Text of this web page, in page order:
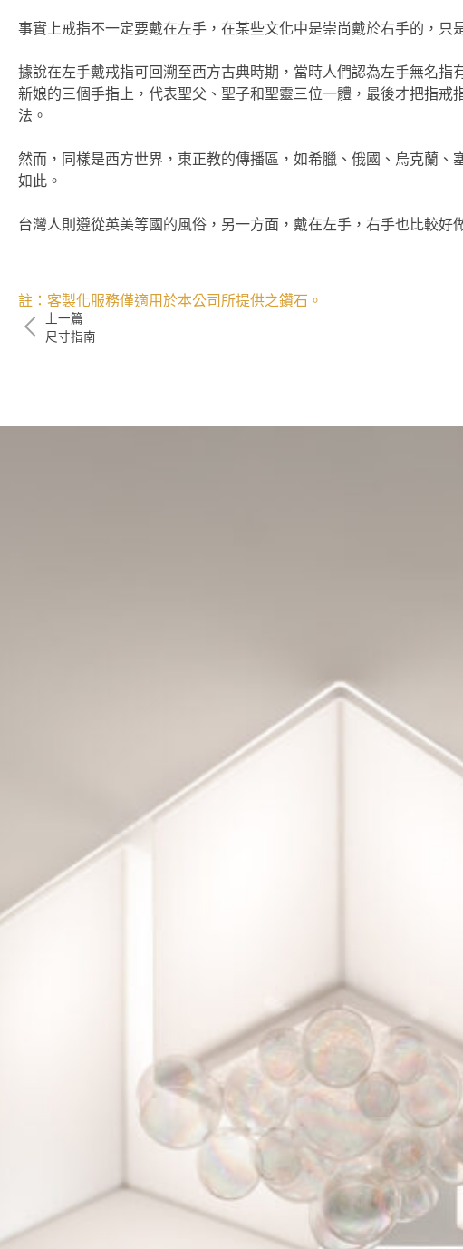
事實上戒指不一定要戴在左手，在某些文化中是崇尚戴於右手的，只
據說在左手戴戒指可回溯至西方古典時期，當時人們認為左手無名
新娘的三個手指上，代表聖父、聖子和聖靈三位一體，最後才把指
法。
然而，同樣是西方世界，東正教的傳播區，如希臘、俄國、烏克蘭
如此。
台灣人則遵從英美等國的風俗，另一方面，戴在左手，右手也比較好
註：客製化服務僅適用於本公司所提供之鑽石。
上一篇
尺寸指南